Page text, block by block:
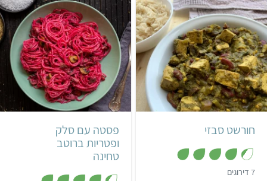
בינוני שעה ו-15 דקות
6 מנות פרסי
חורשט סבזי
7 דירוגים
קל
פסטה עם סלק
ופטריות ברוטב
טחינה